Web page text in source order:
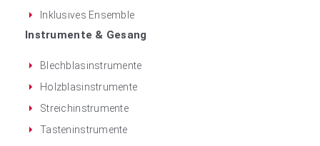
Inklusives Ensemble
Instrumente & Gesang
Blechblasinstrumente
Holzblasinstrumente
Streichinstrumente
Tasteninstrumente